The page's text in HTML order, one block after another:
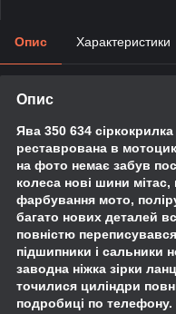
Опис Характеристики
Опис
Ява 350 634
реставрована в
на фото немає забув
колеса нові шини
фарбування мото,
багато нових деталей
повністю переписувався
підшипники і сальники
заводна ніжка зірки
точилися циліндри
подробиці по телефону.